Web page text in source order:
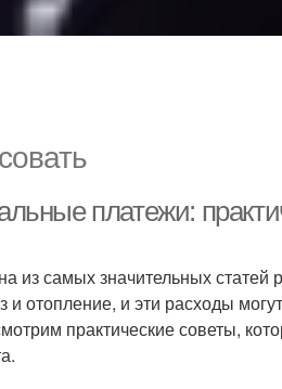
платежи:
из самых значительных
и отопление, и эти расходы
практические советы,